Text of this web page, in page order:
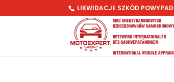
LIKWIDACJE SZKÓD